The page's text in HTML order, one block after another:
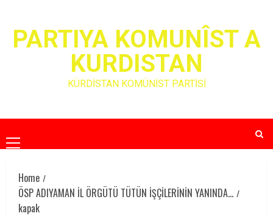
contentPARTIYA KOMUNÎST A
KURDISTAN
KÜRDİSTAN KOMÜNİST PARTİSİ
Primary
Menu
Home
ÖSP ADIYAMAN İL ÖRGÜTÜ TÜTÜN İŞÇİLERİNİN YANINDA…
kapak